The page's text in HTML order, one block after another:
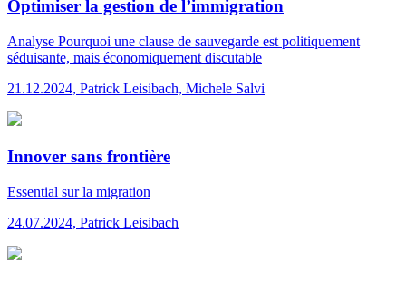
Optimiser la gestion de l’immigration
Analyse Pourquoi une clause de sauvegarde est politiquement
séduisante, mais économiquement discutable
21.12.2024, Patrick Leisibach, Michele Salvi
Innover sans frontière
Essential sur la migration
24.07.2024, Patrick Leisibach